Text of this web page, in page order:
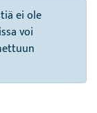
ei ole
voi